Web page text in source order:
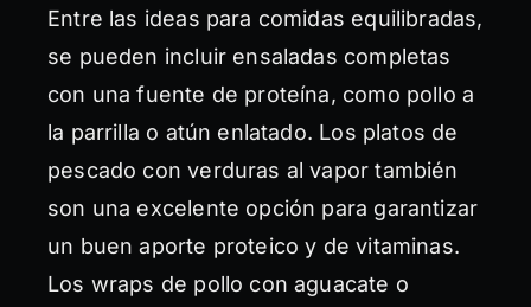
Entre las ideas para comidas equilibradas,
se pueden incluir ensaladas completas
con una fuente de proteína, como pollo a
la parrilla o atún enlatado. Los platos de
pescado con verduras al vapor también
son una excelente opción para garantizar
un buen aporte proteico y de vitaminas.
Los wraps de pollo con aguacate o